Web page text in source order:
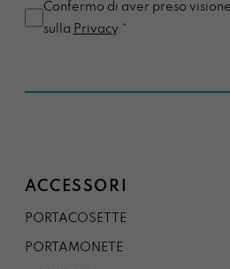
Confermo di aver preso
sulla Privacy.*
ACCESSORI
PORTACOSETTE
PORTAMONETE